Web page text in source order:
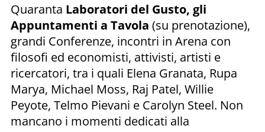
Quaranta Laboratori del Gusto, gli
Appuntamenti a Tavola (su prenotazione),
grandi Conferenze, incontri in Arena con
filosofi ed economisti, attivisti, artisti e
ricercatori, tra i quali Elena Granata, Rupa
Marya, Michael Moss, Raj Patel, Willie
Peyote, Telmo Pievani e Carolyn Steel. Non
mancano i momenti dedicati alla